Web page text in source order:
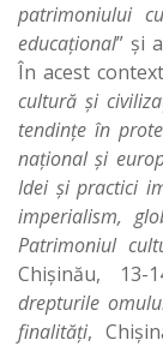
patrimoniului
educațional” și
În acest
cultură și
tendințe în
național și
Idei și practici
imperialism,
Patrimoniul
Chișinău,
drepturile
finalități,